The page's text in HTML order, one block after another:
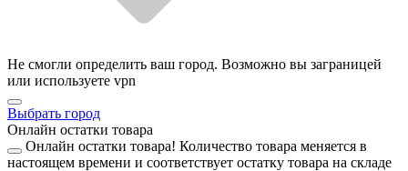
Не смогли определить ваш город. Возможно вы заграницей
или используете vpn
Выбрать город
Онлайн остатки товара
Онлайн остатки товара! Количество товара меняется в
настоящем времени и соответствует остатку товара на складе